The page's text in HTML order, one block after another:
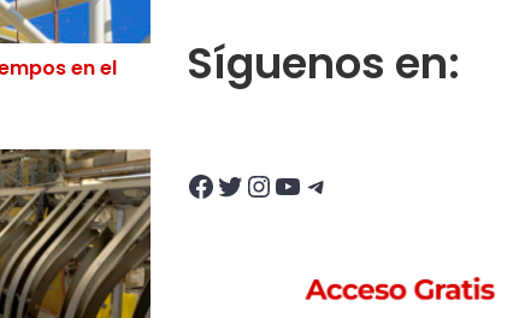
en el
qué Aggressive Tube Bending es la mejor opción?
Síguenos en:
Facebook Twitter InstagramYouTube Telegram